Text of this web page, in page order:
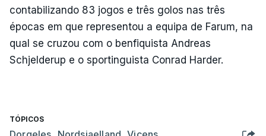
contabilizando 83 jogos e três golos nas três
épocas em que representou a equipa de Farum, na
qual se cruzou com o benfiquista Andreas
Schjelderup e o sportinguista Conrad Harder.
TÓPICOS